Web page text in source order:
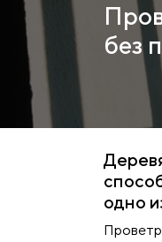
без
одно